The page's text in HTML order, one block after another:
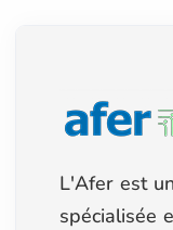
L'Afer est
spécialisée